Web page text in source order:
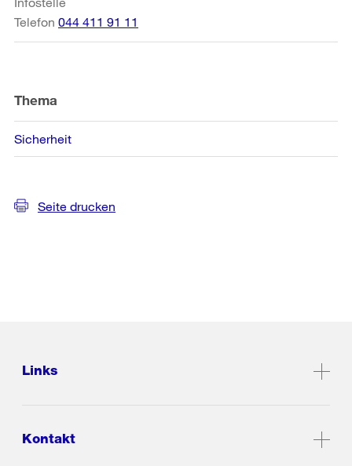
Telefon 044 411 91 11
Thema
Sicherheit
Seite drucken
Links
Kontakt